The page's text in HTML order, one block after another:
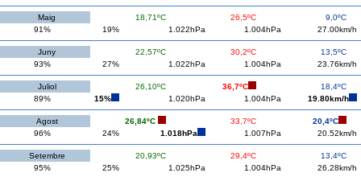
Maig 18,71ºC 26,5ºC
9,0ºC
91%
19% 1.022hPa 1.004hPa 27.00km/h
Juny 22,57ºC 30,2ºC
13,5ºC
93%
27% 1.022hPa 1.004hPa 23.76km/h
Juliol 26,10ºC 36,7ºC
18,4ºC
89%
15% 1.020hPa 1.004hPa 19.80km/h
Agost 26,84ºC 33,7ºC
20,4ºC
96%
24% 1.018hPa 1.007hPa 20.52km/h
Setembre 20,93ºC 29,4ºC
13,4ºC
95%
25% 1.025hPa 1.004hPa 26.28km/h